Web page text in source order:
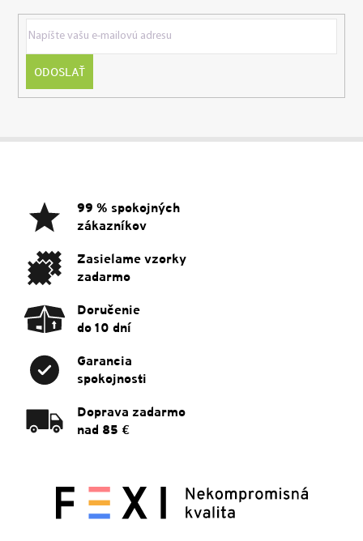
ODOSLAŤ
99 % spokojných
zákazníkov
Zasielame vzorky
zadarmo
Doručenie
do 10 dní
Garancia
spokojnosti
Doprava zadarmo
nad 85 €